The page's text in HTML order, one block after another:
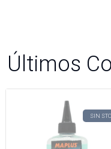
Últimos
SIN